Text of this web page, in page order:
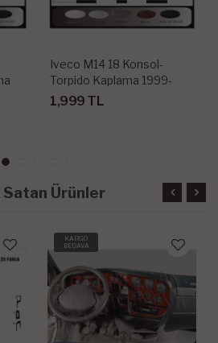
Iveco M14 18 Konsol-
Torpido Kaplama 1999-
2002 18 Parça
1,999 TL
Satan Ürünler
KARGO
BEDAVA